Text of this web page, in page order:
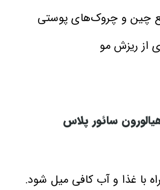
چین و چروک‌های پوستی
از ریزش مو
سائور پلاس